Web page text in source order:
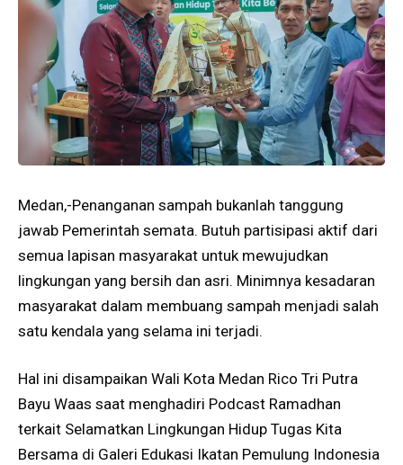
Medan,-Penanganan sampah bukanlah tanggung
jawab Pemerintah semata. Butuh partisipasi aktif dari
semua lapisan masyarakat untuk mewujudkan
lingkungan yang bersih dan asri. Minimnya kesadaran
masyarakat dalam membuang sampah menjadi salah
satu kendala yang selama ini terjadi.
Hal ini disampaikan Wali Kota Medan Rico Tri Putra
Bayu Waas saat menghadiri Podcast Ramadhan
terkait Selamatkan Lingkungan Hidup Tugas Kita
Bersama di Galeri Edukasi Ikatan Pemulung Indonesia